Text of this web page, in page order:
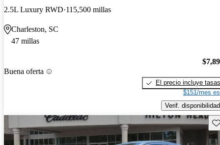
2.5L Luxury RWD 115,500 millas
Charleston, SC
47 millas
Buena oferta
El precio incluye tasas
$151/mes
Verif. disponibilidad